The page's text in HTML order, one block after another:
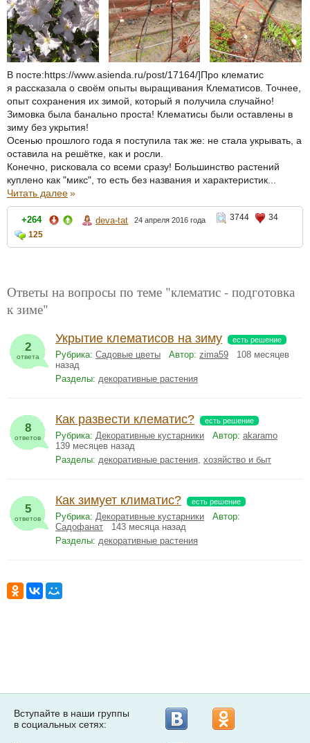
В посте:https://www.asienda.ru/post/17164/]Про клематис
я рассказала о своём опыты выращивания Клематисов. Точнее,
опыт сохранения их зимой, который я получила случайно!
Зимовка была банально проста! Клематисы были оставлены в
зиму без укрытия!
Осенью прошлого года я поступила так же: не стала укрывать, а
оставила на решётке, как и росли.
Конечно, рисковала со всеми сразу! Большинство растений
куплено как "микс", то есть без названия и характеристик...
Читать далее»
+264 deva-tat 24 апреля 2016 года 3744
34
125
Ответы на вопросы по теме "клематис - подготовка
к зиме"
2
ответа
Укрытие клематисов на зиму есть решение
Рубрика: Садовые цветы Автор: zima59 108 месяцев
назад
Разделы: декоративные растения
8
ответов
Как развести клематис? есть решение
Рубрика: Декоративные кустарники Автор: akaramo
139 месяцев назад
Разделы: декоративные растения, хозяйство и быт
5
ответов
Как зимует климатис? есть решение
Рубрика: Декоративные кустарники
Автор:
Садофанат 143 месяца назад
Разделы: декоративные растения
Вступайте в наши группы
в социальных сетях: